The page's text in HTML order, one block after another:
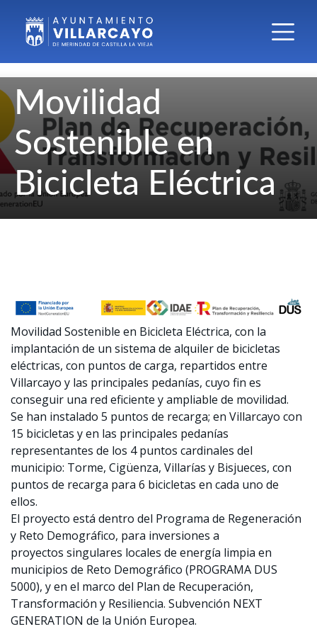
Movilidad
Sostenible en
Bicicleta Eléctrica
Movilidad Sostenible en Bicicleta Eléctrica, con la
implantación de un sistema de alquiler de bicicletas
eléctricas, con puntos de carga, repartidos entre
Villarcayo y las principales pedanías, cuyo fin es
conseguir una red eficiente y ampliable de movilidad.
Se han instalado 5 puntos de recarga; en Villarcayo con
15 bicicletas y en las principales pedanías
representantes de los 4 puntos cardinales del
municipio: Torme, Cigüenza, Villarías y Bisjueces, con
puntos de recarga para 6 bicicletas en cada uno de
ellos.
El proyecto está dentro del Programa de Regeneración
y Reto Demográfico, para inversiones a
proyectos singulares locales de energía limpia en
municipios de Reto Demográfico (PROGRAMA DUS
5000), y en el marco del Plan de Recuperación,
Transformación y Resiliencia. Subvención NEXT
GENERATION de la Unión Europea.